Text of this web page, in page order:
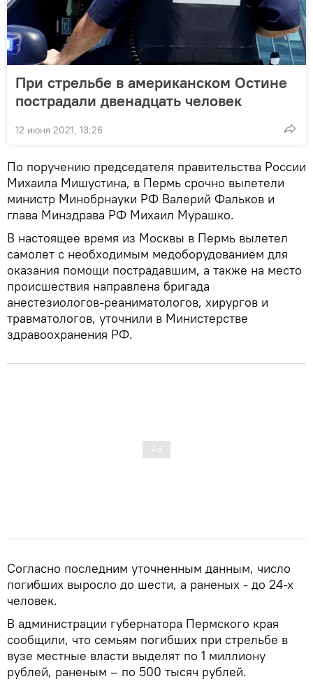
При стрельбе в американском Остине
пострадали двенадцать человек
12 июня 2021, 13:26
По поручению председателя правительства России
Михаила Мишустина, в Пермь срочно вылетели
министр Минобрнауки РФ Валерий Фальков и
глава Минздрава РФ Михаил Мурашко.
В настоящее время из Москвы в Пермь вылетел
самолет с необходимым медоборудованием для
оказания помощи пострадавшим, а также на место
происшествия направлена бригада
анестезиологов-реаниматологов, хирургов и
травматологов, уточнили в Министерстве
здравоохранения РФ.
Согласно последним уточненным данным, число
погибших выросло до шести, а раненых - до 24-х
человек.
В администрации губернатора Пермского края
сообщили, что семьям погибших при стрельбе в
вузе местные власти выделят по 1 миллиону
рублей, раненым – по 500 тысяч рублей.